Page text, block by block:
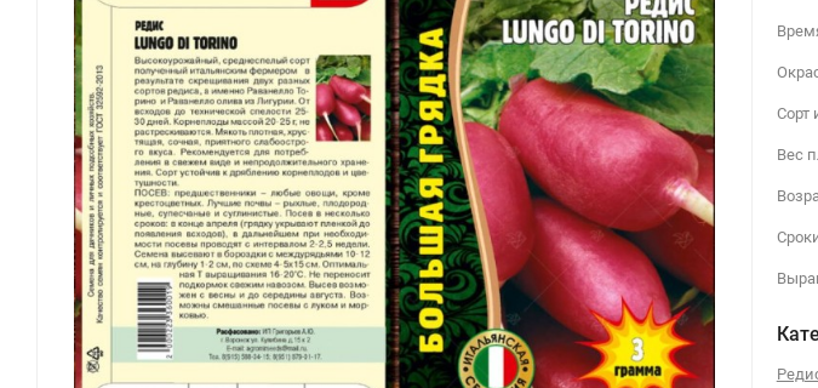
Сорт
Вес